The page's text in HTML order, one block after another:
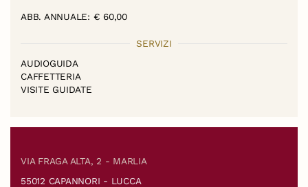
ABB. ANNUALE: € 60,00
SERVIZI
AUDIOGUIDA
CAFFETTERIA
VISITE GUIDATE
VIA FRAGA ALTA, 2 - MARLIA
55012 CAPANNORI - LUCCA